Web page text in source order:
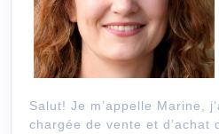
Salut! Je m’appelle Marine,
chargée de vente et d’achat